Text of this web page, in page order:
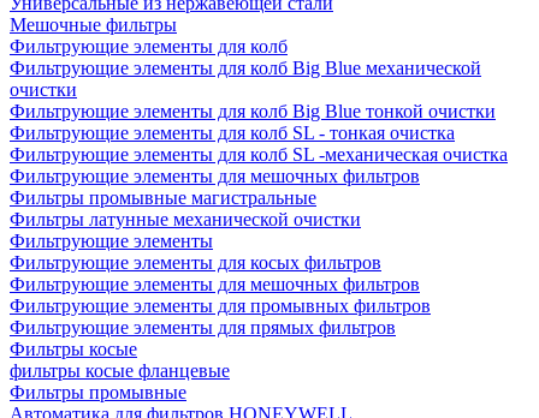
Мешочные фильтры
Фильтрующие элементы для колб
Фильтрующие элементы для колб Big Blue механической
очистки
Фильтрующие элементы для колб Big Blue тонкой очистки
Фильтрующие элементы для колб SL - тонкая очистка
Фильтрующие элементы для колб SL -механическая очистка
Фильтрующие элементы для мешочных фильтров
Фильтры промывные магистральные
Фильтры латунные механической очистки
Фильтрующие элементы
Фильтрующие элементы для косых фильтров
Фильтрующие элементы для мешочных фильтров
Фильтрующие элементы для промывных фильтров
Фильтрующие элементы для прямых фильтров
Фильтры косые
фильтры косые фланцевые
Фильтры промывные
Автоматика для фильтров HONEYWELL